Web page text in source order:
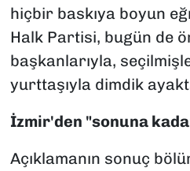
hiçbir baskıya boyun
Halk Partisi, bugün de
başkanlarıyla,
yurttaşıyla dimdik
İzmir'den "sonuna
Açıklamanın sonuç